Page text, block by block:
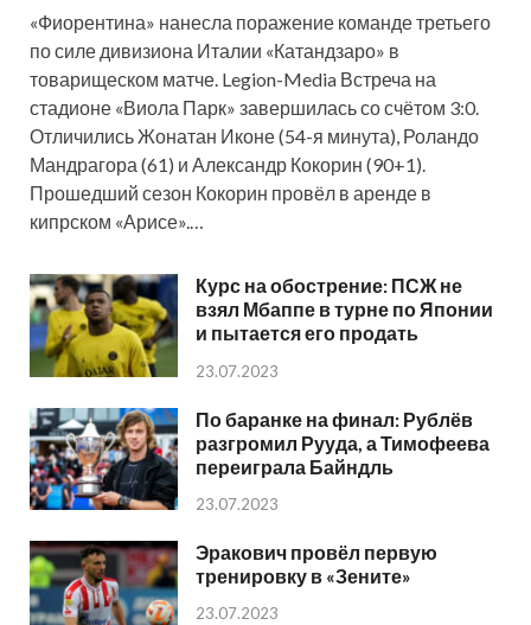
«Фиорентина» нанесла поражение команде третьего
по силе дивизиона Италии «Катандзаро» в
товарищеском матче. Legion-Media Встреча на
стадионе «Виола Парк» завершилась со счётом 3:0.
Отличились Жонатан Иконе (54-я минута), Роландо
Мандрагора (61) и Александр Кокорин (90+1).
Прошедший сезон Кокорин провёл в аренде в
кипрском «Арисе».…
Курс на обострение: ПСЖ не
взял Мбаппе в турне по Японии
и пытается его продать
23.07.2023
По баранке на финал: Рублёв
разгромил Рууда, а Тимофеева
переиграла Байндль
23.07.2023
Эракович провёл первую
тренировку в «Зените»
23.07.2023